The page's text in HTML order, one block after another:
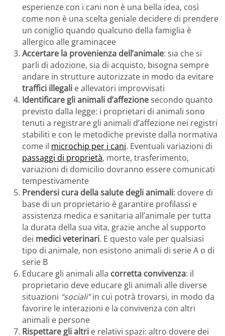
esperienze con i cani non è una bella idea, così
come non è una scelta geniale decidere di prendere
un coniglio quando qualcuno della famiglia è
allergico alle graminacee
Accertare la provenienza dell’animale: sia che si
parli di adozione, sia di acquisto, bisogna sempre
andare in strutture autorizzate in modo da evitare
traffici illegali e allevatori improvvisati
Identificare gli animali d’affezionesecondo quanto
previsto dalla legge: i proprietari di animali sono
tenuti a registrare gli animali d’affezione nei registri
stabiliti e con le metodiche previste dalla normativa
come il microchip per i cani. Eventuali variazioni di
passaggi di proprietà, morte, trasferimento,
variazioni di domicilio dovranno essere comunicati
tempestivamente
Prendersi cura della salute degli animali: dovere di
base di un proprietario è garantire profilassi e
assistenza medica e sanitaria all’animale per tutta
la durata della sua vita, grazie anche al supporto
dei medici veterinari. E questo vale per qualsiasi
tipo di animale, non esistono animali di serie A o di
serie B
Educare gli animali alla corretta convivenza: il
proprietario deve educare gli animali alle diverse
situazioni “sociali”in cui potrà trovarsi, in modo da
favorire le interazioni e la convivenza con altri
animali e persone
Rispettare gli altri e relativi spazi: altro dovere dei